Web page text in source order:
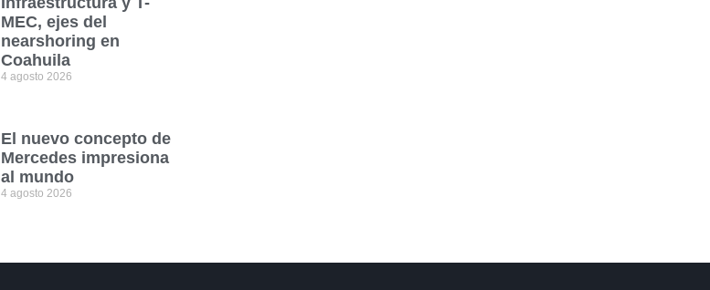
MEC, ejes del
nearshoring en
Coahuila
4 agosto 2026
El nuevo concepto de
Mercedes impresiona
al mundo
4 agosto 2026